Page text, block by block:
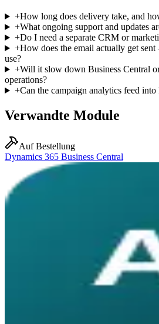
+How long does delivery take, and
+What ongoing support and updates
+Do I need a separate CRM or
+How does the email actually get
use?
+Will it slow down Business Central
operations?
+Can the campaign analytics feed
Verwandte Module
Auf Bestellung
Dynamics 365 Business Central